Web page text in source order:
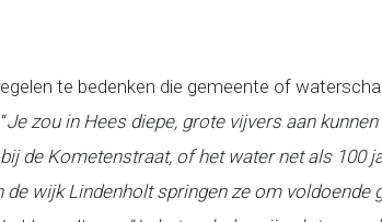
te bedenken die gemeente of
Je zou in Hees diepe, grote vijvers aan
de Kometenstraat, of het water net als 100
de wijk Lindenholt springen ze om